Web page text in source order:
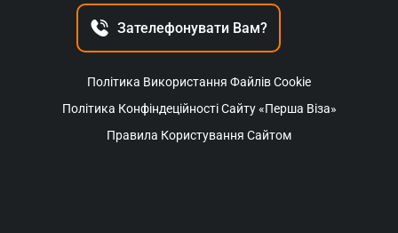
Зателефонувати Вам?
Політика Використання Файлів Cookie
Політика Конфіндеційності Сайту «Перша Віза»
Правила Користування Сайтом